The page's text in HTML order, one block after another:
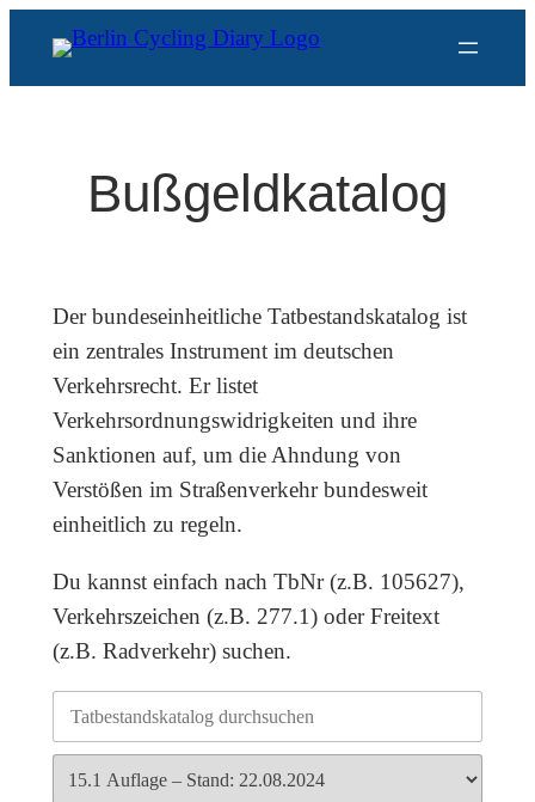
Inhalt
Bußgeldkatalog
Der bundeseinheitliche Tatbestandskatalog ist
ein zentrales Instrument im deutschen
Verkehrsrecht. Er listet
Verkehrsordnungswidrigkeiten und ihre
Sanktionen auf, um die Ahndung von
Verstößen im Straßenverkehr bundesweit
einheitlich zu regeln.
Du kannst einfach nach TbNr (z.B. 105627),
Verkehrszeichen (z.B. 277.1) oder Freitext
(z.B. Radverkehr) suchen.